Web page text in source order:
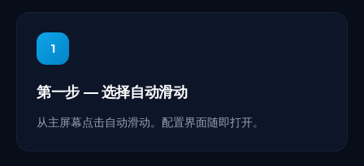
1
第一步 — 选择自动滑动
从主屏幕点击自动滑动。配置界面随即打开。